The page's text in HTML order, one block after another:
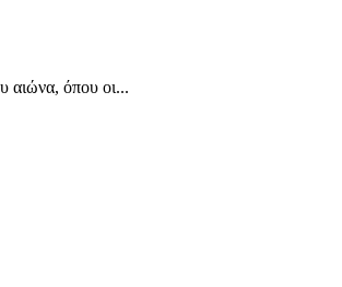
αιώνα, όπου οι...